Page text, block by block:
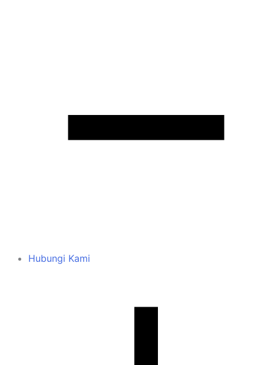
Hubungi Kami